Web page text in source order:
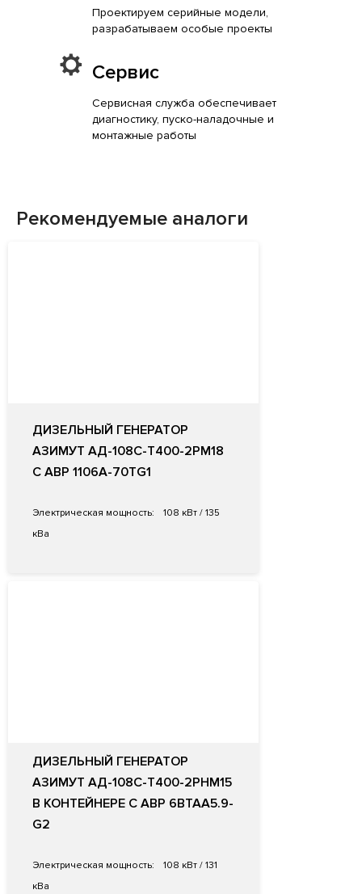
Проектируем серийные модели,
разрабатываем особые проекты
Сервис
Сервисная служба обеспечивает
диагностику, пуско-наладочные и
монтажные работы
Рекомендуемые аналоги
ДИЗЕЛЬНЫЙ ГЕНЕРАТОР
АЗИМУТ АД-108С-Т400-2РМ18
С АВР 1106A-70TG1
Электрическая мощность:
108 кВт / 135
кВа
ДИЗЕЛЬНЫЙ ГЕНЕРАТОР
АЗИМУТ АД-108С-Т400-2РНМ15
В КОНТЕЙНЕРЕ С АВР 6BTAA5.9-
G2
Электрическая мощность:
108 кВт / 131
кВа